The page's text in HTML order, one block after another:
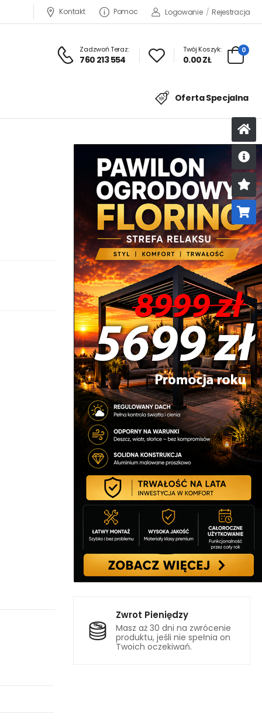
Kontakt Pomoc Logowanie / Rejestracja
Zadzwoń Teraz:
760 213 554
Twój Koszyk:
0.00 ZŁ
0
Oferta Specjalna
Zwrot Pieniędzy
Masz aż 30 dni na zwrócenie
produktu, jeśli nie spełnia on
Twoich oczekiwań.